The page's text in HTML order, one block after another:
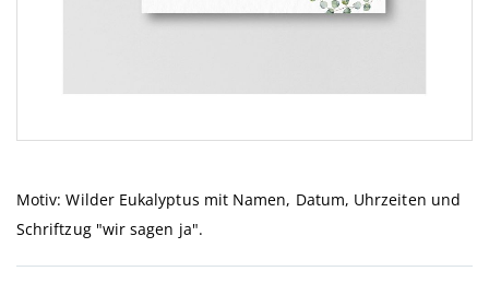
der
Bildgalerie
springen
Motiv: Wilder Eukalyptus mit Namen, Datum, Uhrzeiten und
Schriftzug "wir sagen ja".